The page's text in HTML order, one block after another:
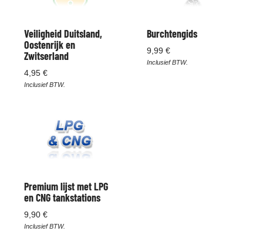
Veiligheid Duitsland,
Oostenrijk en
Zwitserland
4,95 €
Inclusief BTW.
Burchtengids
9,99 €
Inclusief BTW.
Premium lijst met LPG
en CNG tankstations
9,90 €
Inclusief BTW.